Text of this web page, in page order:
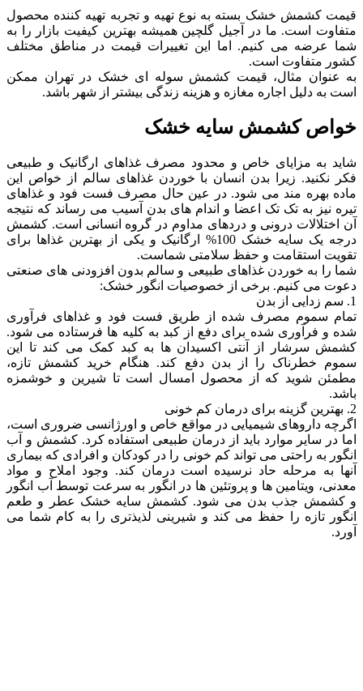
قیمت کشمش خشک بسته به نوع تهیه و تجربه تهیه کننده محصول
متفاوت است. ما در آجیل گلچین همیشه بهترین کیفیت بازار را به
شما عرضه می کنیم. اما این تغییرات قیمت در مناطق مختلف
کشور متفاوت است.
به عنوان مثال، قیمت کشمش سوله ای خشک در تهران ممکن
است به دلیل اجاره مغازه و هزینه زندگی بیشتر از شهر باشد.
خواص کشمش سایه خشک
شاید به مزایای خاص و محدود مصرف غذاهای ارگانیک و طبیعی
فکر نکنید. زیرا بدن انسان با خوردن غذاهای سالم از خواص این
ماده بهره مند می شود. در عین حال مصرف فست فود و غذاهای
تیره نیز به تک تک اعضا و اندام های بدن آسیب می رساند که نتیجه
آن اختلالات درونی و دردهای مداوم در گروه انسانی است. کشمش
درجه یک سایه خشک 100% ارگانیک و یکی از بهترین غذاها برای
تقویت استقامت و حفظ سلامتی شماست.
شما را به خوردن غذاهای طبیعی و سالم بدون افزودنی های صنعتی
دعوت می کنیم. برخی از خصوصیات انگور خشک:
1. سم زدایی از بدن
تمام سموم مصرف شده از طریق فست فود و غذاهای فرآوری
شده و فرآوری شده برای دفع از کبد به کلیه ها فرستاده می شود.
کشمش سرشار از آنتی اکسیدان ها به کبد کمک می کند تا این
سموم خطرناک را از بدن دفع کند. هنگام خرید کشمش تازه،
مطمئن شوید که از محصول امسال است تا شیرین و خوشمزه
باشد.
2. بهترین گزینه برای درمان کم خونی
اگرچه داروهای شیمیایی در مواقع خاص و اورژانسی ضروری است،
اما در سایر موارد باید از درمان طبیعی استفاده کرد. کشمش و آب
انگور به راحتی می تواند کم خونی را در کودکان و افرادی که بیماری
آنها به مرحله حاد نرسیده است درمان کند. وجود املاح و مواد
معدنی، ویتامین ها و پروتئین ها در انگور به سرعت توسط آب انگور
و کشمش جذب بدن می شود. کشمش سایه خشک عطر و طعم
انگور تازه را حفظ می کند و شیرینی لذیذتری را به کام شما می
آورد.